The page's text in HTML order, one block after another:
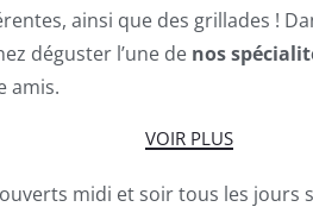
ainsi que des grillades !
déguster l’une de nos
amis.
VOIR PLUS
midi et soir tous les jours